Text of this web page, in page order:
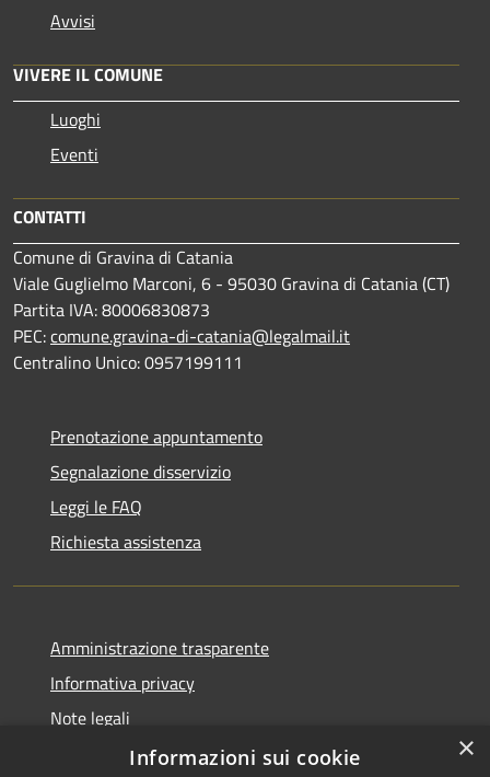
Avvisi
VIVERE IL COMUNE
Luoghi
Eventi
CONTATTI
Comune di Gravina di Catania
Viale Guglielmo Marconi, 6 - 95030 Gravina di Catania (CT)
Partita IVA: 80006830873
PEC:comune.gravina-di-catania@legalmail.it
Centralino Unico: 0957199111
Prenotazione appuntamento
Segnalazione disservizio
Leggi le FAQ
Richiesta assistenza
Amministrazione trasparente
Informativa privacy
Note legali
Dichiarazione di accessibilità
×
Informazioni sui cookie